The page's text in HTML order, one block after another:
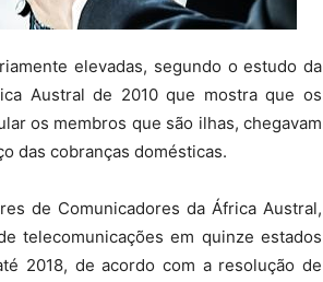
elevadas, segundo o estudo da
Austral de 2010 que mostra que os
os membros que são ilhas, chegavam
das cobranças domésticas.
de Comunicadores da África Austral,
telecomunicações em quinze estados
2018, de acordo com a resolução de